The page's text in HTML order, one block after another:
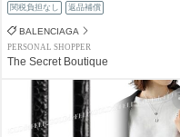
関税負担なし 返品補償
BALENCIAGA
PERSONAL SHOPPER
The Secret Boutique